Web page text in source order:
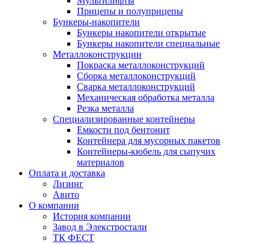
Прицепы и полуприцепы
Бункеры-накопители
Бункеры накопители открытые
Бункеры накопители специальные
Металлоконструкции
Покраска металлоконструкций
Сборка металлоконструкций
Сварка металлоконструкций
Механическая обработка металла
Резка металла
Специализированные контейнеры
Емкости под бентонит
Контейнера для мусорных пакетов
Контейнеры-кюбель для сыпучих
материалов
Оплата и доставка
Лизинг
Авито
О компании
История компании
Завод в Элекстростали
ТК ФЕСТ